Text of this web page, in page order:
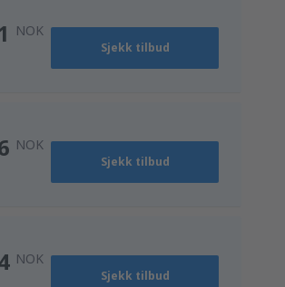
NOK
Sjekk tilbud
NOK
Sjekk tilbud
NOK
Sjekk tilbud